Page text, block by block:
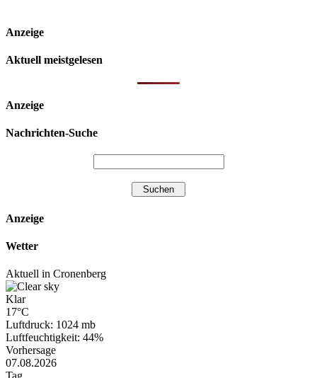
Anzeige
Aktuell meistgelesen
Anzeige
Nachrichten-Suche
Anzeige
Wetter
Aktuell in Cronenberg
Klar
17°C
Luftdruck: 1024 mb
Luftfeuchtigkeit: 44%
Vorhersage
07.08.2026